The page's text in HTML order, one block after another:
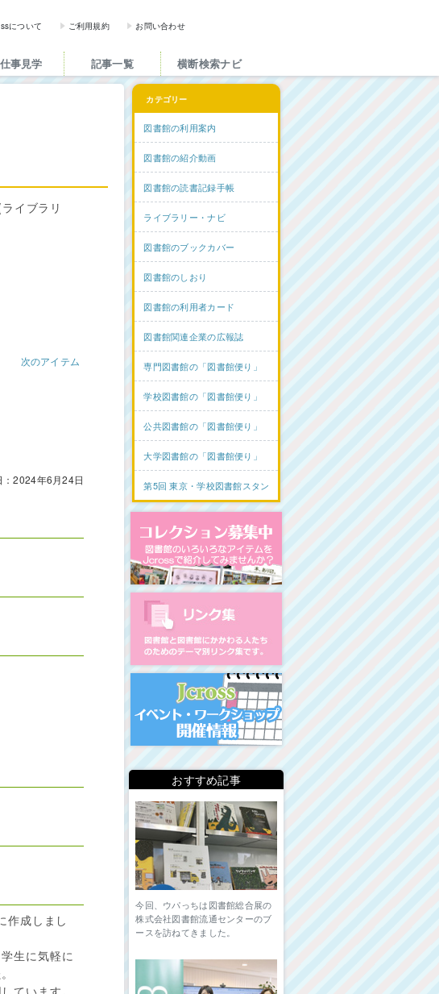
書館と図書館にかかわる人た
について ご利用規約 お問い合わせ
事見学 記事一覧 横断検索ナビ
イブラリ
次のアイテム
：2024年6月24日
作成しまし
生に気軽に
ています。
カテゴリー
図書館の利用案内
図書館の紹介動画
図書館の読書記録手帳
ライブラリー・ナビ
図書館のブックカバー
図書館のしおり
図書館の利用者カード
図書館関連企業の広報誌
専門図書館の「図書館便り」
学校図書館の「図書館便り」
公共図書館の「図書館便り」
大学図書館の「図書館便り」
第5回 東京・学校図書館スタンプラリー
コレクション募集中
図書館リンク集
イベント・ワークショップ開
おすすめ記事
今回、ウパっちは図書館総合展の
株式会社図書館流通センターのブ
ースを訪ねてきました。